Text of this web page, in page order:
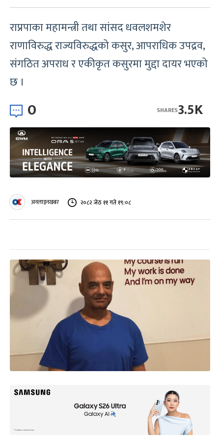
राप्रपाका महामन्त्री तथा सांसद धवलशमशेर
राणाविरुद्ध राज्यविरुद्धको कसुर, आपराधिक उपद्रव,
संगठित अपराध र एकीकृत कसुरमा मुद्दा दायर भएको
छ ।
0 3.5K
SHARES
अनलाइनखबर २०८२ जेठ ११ गते १९:०८